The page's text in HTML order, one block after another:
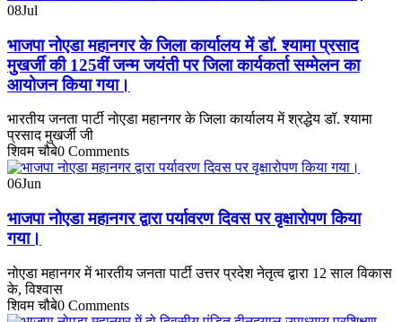
08Jul
भाजपा नोएडा महानगर के जिला कार्यालय में डॉ. श्यामा प्रसाद
मुखर्जी की 125वीं जन्म जयंती पर जिला कार्यकर्ता सम्मेलन का
आयोजन किया गया।
भारतीय जनता पार्टी नोएडा महानगर के जिला कार्यालय में श्रद्धेय डॉ. श्यामा
प्रसाद मुखर्जी जी
शिवम चौबे0 Comments
06Jun
भाजपा नोएडा महानगर द्वारा पर्यावरण दिवस पर वृक्षारोपण किया
गया।
नोएडा महानगर में भारतीय जनता पार्टी उत्तर प्रदेश नेतृत्व द्वारा 12 साल विकास
के, विश्वास
शिवम चौबे0 Comments